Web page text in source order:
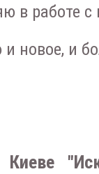
в работе
новое, и